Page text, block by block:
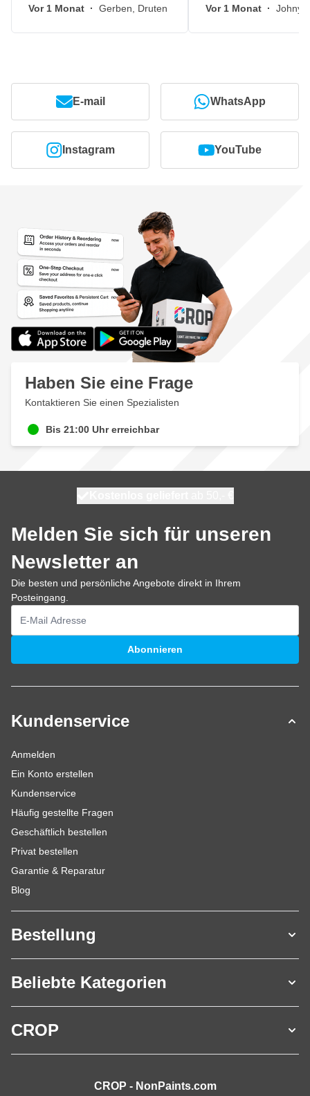
Vor 1 Monat · Gerben, Druten Vor 1 Monat · Johny,
E-mail WhatsApp
Instagram YouTube
Haben Sie eine Frage
Kontaktieren Sie einen Spezialisten
Bis 21:00 Uhr erreichbar
Melden Sie sich für unseren
Newsletter an
Die besten und persönliche Angebote direkt in Ihrem
Posteingang.
E-Mailadresse
Abonnieren
Kundenservice
Anmelden
Ein Konto erstellen
Kundenservice
Häufig gestellte Fragen
Geschäftlich bestellen
Privat bestellen
Garantie & Reparatur
Blog
Bestellung
Beliebte Kategorien
CROP
CROP - NonPaints.com